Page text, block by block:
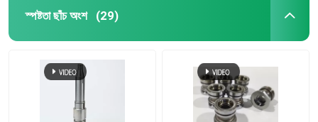
স্পষ্টতা ছাঁচ অংশ (29)